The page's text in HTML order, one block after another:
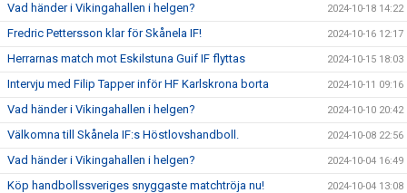
Vad händer i Vikingahallen i helgen? 2024-10-18 14:22
Fredric Pettersson klar för Skånela IF! 2024-10-16 12:17
Herrarnas match mot Eskilstuna Guif IF flyttas 2024-10-15 18:03
Intervju med Filip Tapper inför HF Karlskrona borta 2024-10-11 09:16
Vad händer i Vikingahallen i helgen? 2024-10-10 20:42
Välkomna till Skånela IF:s Höstlovshandboll. 2024-10-08 22:56
Vad händer i Vikingahallen i helgen? 2024-10-04 16:49
Köp handbollssveriges snyggaste matchtröja nu! 2024-10-04 13:08